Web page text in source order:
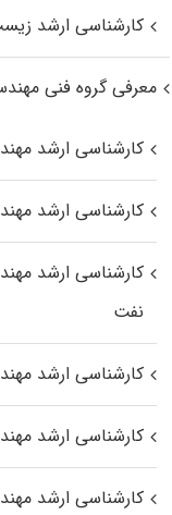
کارشناسی ارشد
معرفی گروه فنی
کارشناسی ارشد
کارشناسی ارشد
کارشناسی ارشد
نفت
کارشناسی ارشد
کارشناسی ارشد
کارشناسی ارشد